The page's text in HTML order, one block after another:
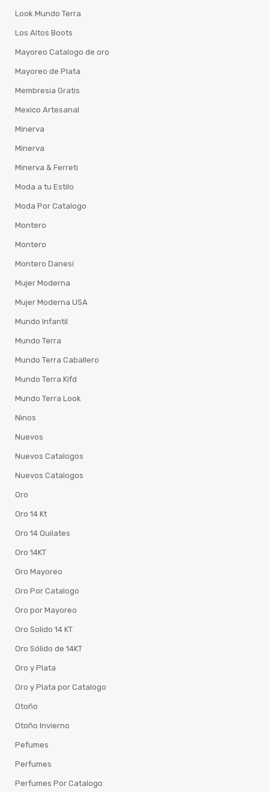
Look Mundo Terra
Los Altos Boots
Mayoreo Catalogo de oro
Mayoreo de Plata
Membresia Gratis
Mexico Artesanal
Minerva
Minerva
Minerva & Ferreti
Moda a tu Estilo
Moda Por Catalogo
Montero
Montero
Montero Danesi
Mujer Moderna
Mujer Moderna USA
Mundo Infantil
Mundo Terra
Mundo Terra Caballero
Mundo Terra Kifd
Mundo Terra Look
Ninos
Nuevos
Nuevos Catalogos
Nuevos Catalogos
Oro
Oro 14 Kt
Oro 14 Quilates
Oro 14KT
Oro Mayoreo
Oro Por Catalogo
Oro por Mayoreo
Oro Solido 14 KT
Oro Sólido de 14KT
Oro y Plata
Oro y Plata por Catalogo
Otoño
Otoño Invierno
Pefumes
Perfumes
Perfumes Por Catalogo